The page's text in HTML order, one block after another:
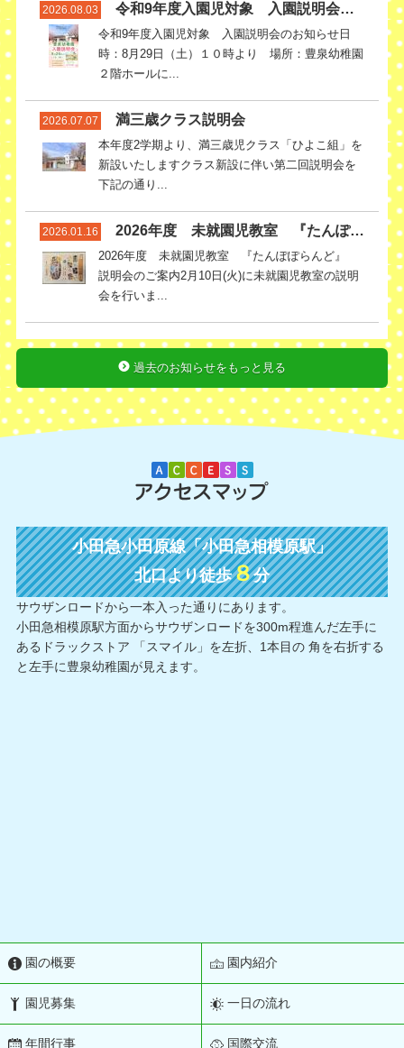
2026.08.03 令和9年度入園児対象 入園説明会のお知らせ
令和9年度入園児対象 入園説明会のお知らせ日
時：8月29日（土）１０時より 場所：豊泉幼稚園
２階ホールに...
2026.07.07 満三歳クラス説明会
本年度2学期より、満三歳児クラス「ひよこ組」を
新設いたしますクラス新設に伴い第二回説明会を
下記の通り...
2026.01.16 2026年度 未就園児教室 『たんぽぽらんど』 説明会のご案内
2026年度 未就園児教室 『たんぽぽらんど』
説明会のご案内2月10日(火)に未就園児教室の説明
会を行いま...
過去のお知らせをもっと見る
小田急小田原線「小田急相模原駅」
北口より徒歩８分
サウザンロードから一本入った通りにあります。
小田急相模原駅方面からサウザンロードを300m程進んだ左手に
あるドラックストア 「スマイル」を左折、1本目の 角を右折する
と左手に豊泉幼稚園が見えます。
園の概要 園内紹介
園児募集 一日の流れ
年間行事 国際交流